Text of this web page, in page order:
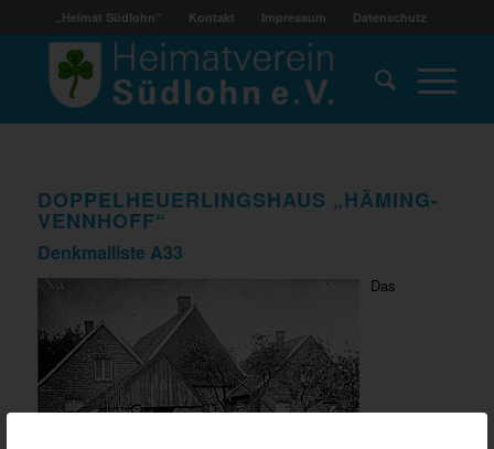
„Heimat Südlohn“ Kontakt Impressum Datenschutz
DOPPELHEUERLINGSHAUS „HÄMING-
VENNHOFF“
Denkmalliste A33
Das